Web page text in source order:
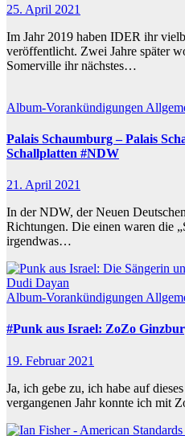
25. April 2021
Im Jahr 2019 haben IDER ihr
veröffentlicht. Zwei Jahre später
Somerville ihr nächstes…
Album-Vorankündigungen
Palais Schaumburg – Palais
Schallplatten #NDW
21. April 2021
In der NDW, der Neuen
Richtungen. Die einen waren die
irgendwas…
Album-Vorankündigungen
#Punk aus Israel: ZoZo
19. Februar 2021
Ja, ich gebe zu, ich habe auf
vergangenen Jahr konnte ich mit